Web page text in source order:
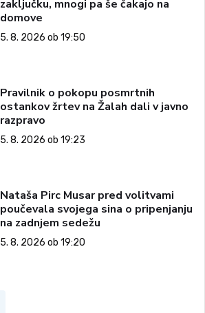
zaključku, mnogi pa še čakajo na
domove
5. 8. 2026 ob 19:50
Pravilnik o pokopu posmrtnih
ostankov žrtev na Žalah dali v javno
razpravo
5. 8. 2026 ob 19:23
Nataša Pirc Musar pred volitvami
poučevala svojega sina o pripenjanju
na zadnjem sedežu
5. 8. 2026 ob 19:20